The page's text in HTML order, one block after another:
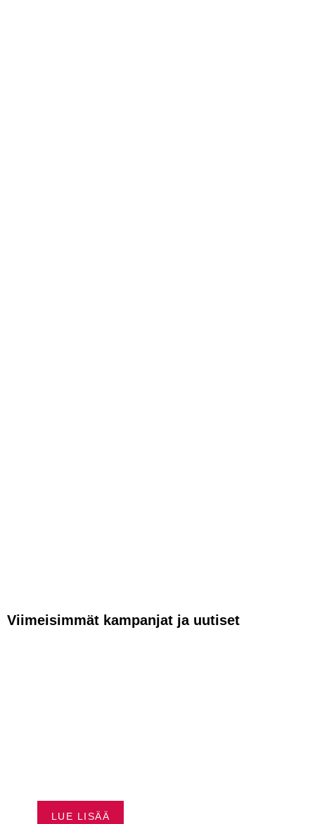
Viimeisimmät kampanjat ja uutiset
LUE LISÄÄ